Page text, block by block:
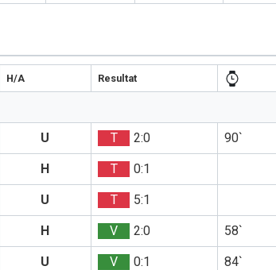
H/A Resultat
U T 2:0 90`
H T 0:1
U T 5:1
H V 2:0 58`
U V 0:1 84`